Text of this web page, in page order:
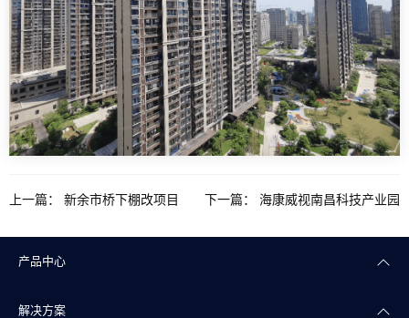
上一篇： 新余市桥下棚改项目 下一篇： 海康威视南昌科技产业园
产品中心
楼宇自控
解决方案